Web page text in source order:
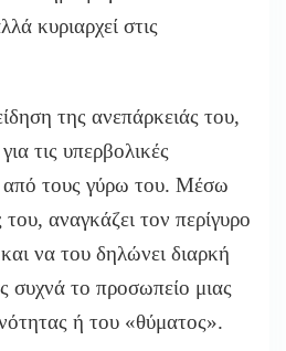
κυριαρχεί στις
της ανεπάρκειάς του,
τις υπερβολικές
από τους γύρω του. Μέσω
αναγκάζει τον περίγυρο
να του δηλώνει διαρκή
το προσωπείο μιας
ή του «θύματος».